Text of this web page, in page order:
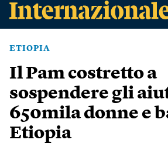
ETIOPIA
Il Pam costretto a
sospendere gli
650mila donne e
Etiopia